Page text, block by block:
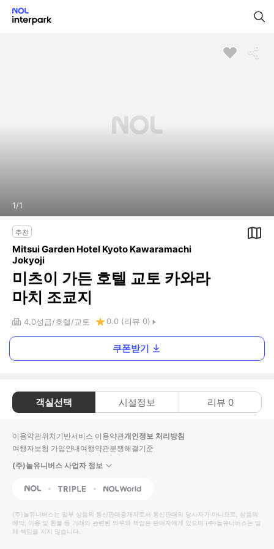
1/1
추천
Mitsui Garden Hotel Kyoto Kawaramachi
Jokyoji
미츠이 가든 호텔 교토 카와라
마치 조쿄지
4.0성급 호텔 교토 0.0 (리뷰 0)
쿠폰받기
객실선택 시설정보 리뷰 0
이용약관위치기반서비스 이용약관개인정보 처리방침
여행자보험 가입안내여행약관분쟁해결기준
(주)놀유니버스 사업자 정보
NOL Triple Interpark Global
(주)놀유니버스는 일부 상품의 통신판매중개자로서 통신판매의 당사자가 아니므로, 상품의
예약, 이용 및 환불 등 거래와 관련된 의무와 책임은 판매자에게 있으며 (주)놀유니버스는 일
체 책임을 지지 않습니다.